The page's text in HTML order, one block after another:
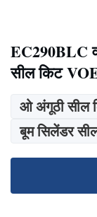
EC290BLC
सील किट
ओ अंगूठी सील
बूम सिलेंडर